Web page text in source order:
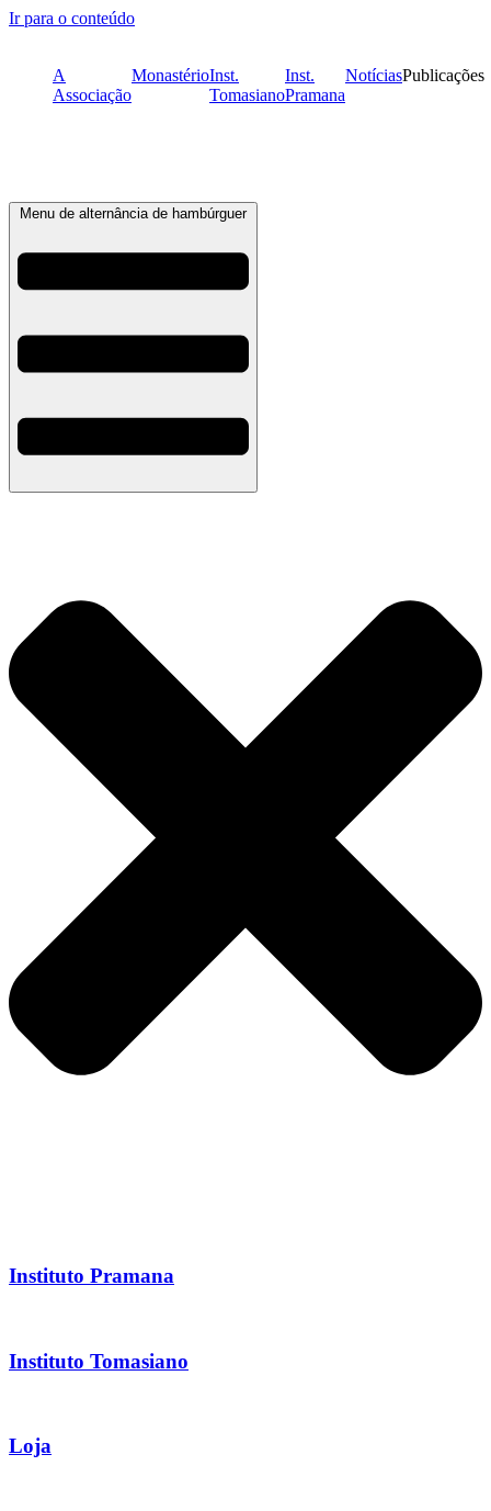
Ir para o conteúdo
A
Associação
MonastérioInst.
Tomasiano
Inst.
Pramana
NotíciasPublicações
Menu de alternância de hambúrguer
Instituto Pramana
Instituto Tomasiano
Loja